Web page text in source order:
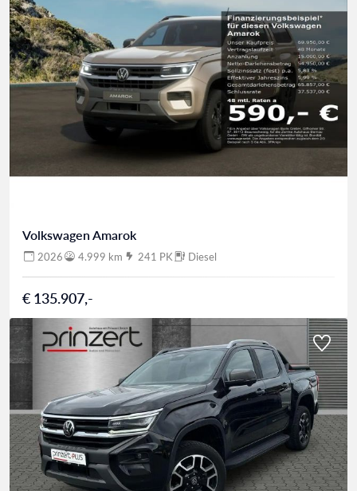
Volkswagen Amarok
2026 4.999 km 241 PK Diesel
€ 135.907,-